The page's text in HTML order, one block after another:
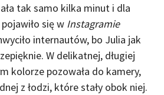
tak samo kilka minut i dla
się w Instagramie
internautów, bo Julia jak
W delikatnej, długiej
kolorze pozowała do kamery,
z łodzi, które stały obok niej.